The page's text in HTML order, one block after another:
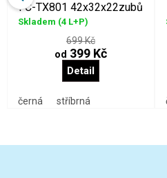
FC-TX801 42x32x22zubů
Skladem (4 L+P)
699 Kč
od 399 Kč
Detail
černá stříbrná